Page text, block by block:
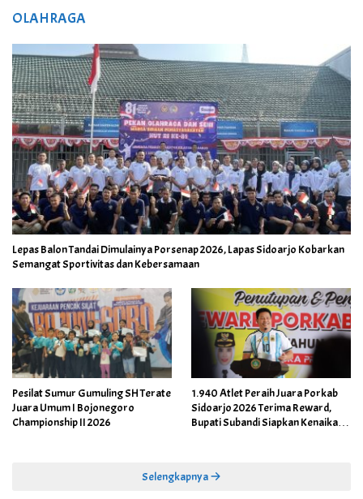
OLAHRAGA
Lepas Balon Tandai Dimulainya Porsenap 2026, Lapas Sidoarjo Kobarkan
Semangat Sportivitas dan Kebersamaan
Pesilat Sumur Gumuling SH Terate
Juara Umum I Bojonegoro
Championship II 2026
1.940 Atlet Peraih Juara Porkab
Sidoarjo 2026 Terima Reward,
Bupati Subandi Siapkan Kenaikan
Selengkapnya